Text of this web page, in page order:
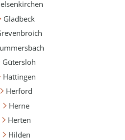
Gladbeck
Gütersloh
Hattingen
Herford
Herne
Herten
Hilden